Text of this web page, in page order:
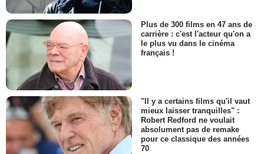
Plus de 300 films en 47 ans de
carrière : c'est l'acteur qu'on a
le plus vu dans le cinéma
français !
"Il y a certains films qu'il vaut
mieux laisser tranquilles" :
Robert Redford ne voulait
absolument pas de remake
pour ce classique des années
70